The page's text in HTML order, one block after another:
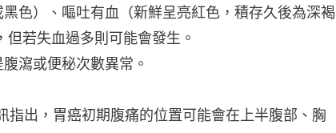
色）、嘔吐有血（新鮮呈亮紅色，積存久後為深褐
但若失血過多則可能會發生。
瀉或便秘次數異常。
指出，胃癌初期腹痛的位置可能會在上半腹部、胸